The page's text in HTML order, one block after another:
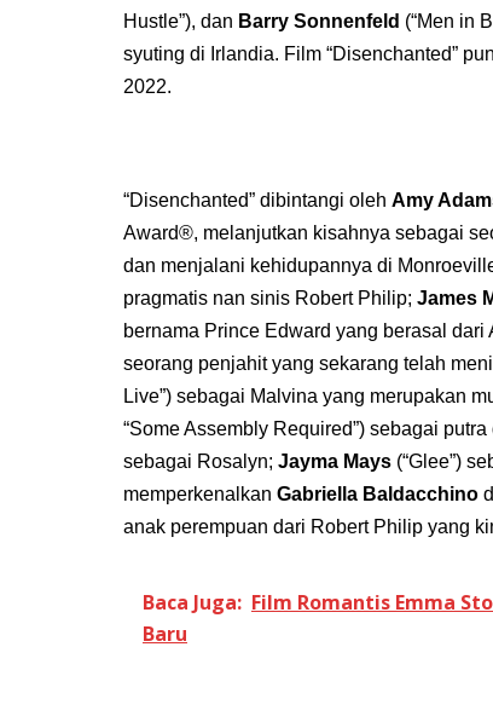
Hustle”), dan Barry Sonnenfeld (“Men in
syuting di Irlandia. Film “Disenchanted”
2022.
“Disenchanted” dibintangi oleh Amy
Award®, melanjutkan kisahnya sebagai
dan menjalani kehidupannya di
pragmatis nan sinis Robert Philip; James
bernama Prince Edward yang berasal dari
seorang penjahit yang sekarang telah
Live”) sebagai Malvina yang merupakan
“Some Assembly Required”) sebagai
sebagai Rosalyn; Jayma Mays (“Glee”)
memperkenalkan Gabriella Baldacchino
anak perempuan dari Robert Philip yang
Baca Juga: Film Romantis Emma
Baru